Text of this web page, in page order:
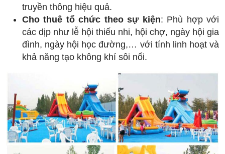
truyền thông hiệu quả.
Cho thuê tổ chức theo sự kiện: Phù hợp với
các dịp như lễ hội thiếu nhi, hội chợ, ngày hội gia
đình, ngày hội học đường,… với tính linh hoạt và
khả năng tạo không khí sôi nổi.